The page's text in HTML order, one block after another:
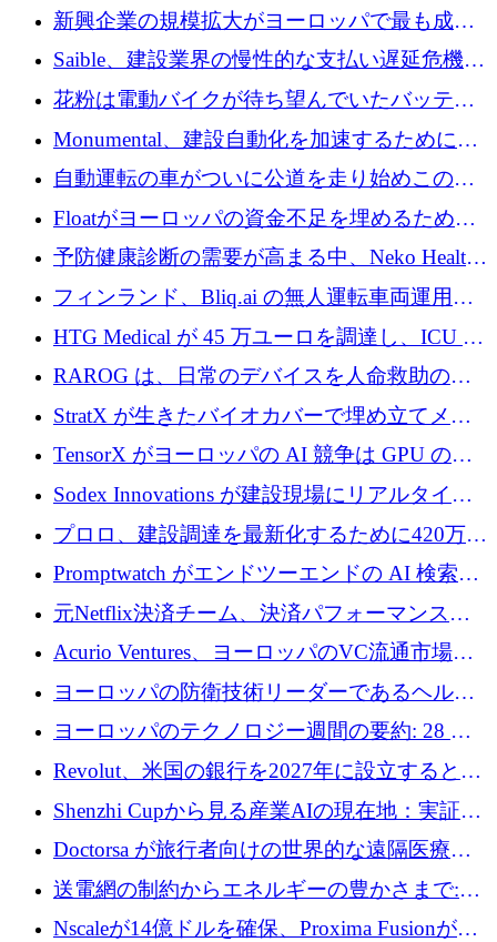
後、アムステルダムに根を張る
新興企業の規模拡大がヨーロッパで最も成功
した創業者を生み出す、アントラー氏が発見
Saible、建設業界の慢性的な支払い遅延危機に
対処するために 290 万ポンドを調達
花粉は電動バイクが待ち望んでいたバッテリ
ー交換ネットワークを構築している
Monumental、建設自動化を加速するためにシ
リーズ B で 3,200 万ドルを確保
自動運転の車がついに公道を走り始めこの国
が世界をリードしようとしている
Floatがヨーロッパの資金不足を埋めるために
シリーズAで450万ユーロを調達
予防健康診断の需要が高まる中、Neko Health
が 7 億ドルを調達
フィンランド、Bliq.ai の無人運転車両運用を
認可
HTG Medical が 45 万ユーロを調達し、ICU の
尿モニタリングを自動化するための MDR 認
証を獲得
RAROG は、日常のデバイスを人命救助の救
助ビーコンに変えるために 16 万 2,000 ユーロ
StratX が生きたバイオカバーで埋め立てメタ
ン対策に 119 万ドルを調達
TensorX がヨーロッパの AI 競争は GPU の所
有者によって決まると考える理由
Sodex Innovations が建設現場にリアルタイム
のインテリジェンスをもたらすために 400 万
ユーロを確保
プロロ、建設調達を最新化するために420万ポ
ンドを調達
Promptwatch がエンドツーエンドの AI 検索最
適化プラットフォームを拡張するために 600
万ユーロを調達
元Netflix決済チーム、決済パフォーマンスプ
ラットフォームNopanのためにこれまでに720
万ユーロを調達
Acurio Ventures、ヨーロッパのVC流通市場の
流動性を解放するために1億1,500万ユーロの
ファンドを立ち上げる
ヨーロッパの防衛技術リーダーであるヘルシ
ングは、180億ドルの評価額で18億ドルのシリ
ヨーロッパのテクノロジー週間の要約: 28 億
ユーロを超える 70 以上のテクノロジー資金調
Revolut、米国の銀行を2027年に設立すると米
国の社長が語る
Shenzhi Cupから見る産業AIの現在地：実証と
産業実装への道筋
Doctorsa が旅行者向けの世界的な遠隔医療プ
ラットフォームを拡大するために 100 万ユー
ロを調達
送電網の制約からエネルギーの豊かさまで:
Envision の Gobi X がヨーロッパの AI の未来
Nscaleが14億ドルを確保、Proxima Fusionが4